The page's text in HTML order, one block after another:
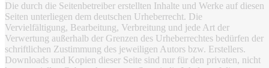
Die durch die Seitenbetreiber erstellten Inhalte und Werke auf diesen
Seiten unterliegen dem deutschen Urheberrecht. Die
Vervielfältigung, Bearbeitung, Verbreitung und jede Art der
Verwertung außerhalb der Grenzen des Urheberrechtes bedürfen der
schriftlichen Zustimmung des jeweiligen Autors bzw. Erstellers.
Downloads und Kopien dieser Seite sind nur für den privaten, nicht